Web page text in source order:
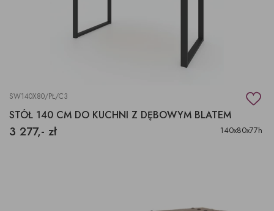
SW140X80/PŁ/C3
STÓŁ 140 CM DO KUCHNI Z DĘBOWYM BLATEM
3 277,- zł 140x80x77h